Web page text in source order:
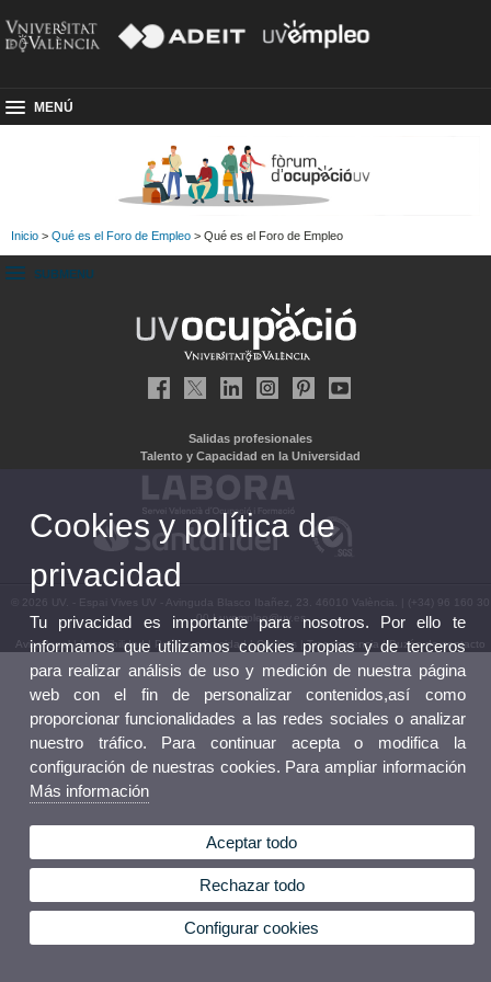
MENÚ
Inicio > Qué es el Foro de Empleo > Qué es el Foro de Empleo
SUBMENU
Salidas profesionales
Talento y Capacidad en la Universidad
© 2026 UV. - Espai Vives UV - Avinguda Blasco Ibañez, 23. 46010 València. | (+34) 96 160 30
00 | uvempleo@uv.es
Aviso legal|Accesibilidad| Política privacidad|Cookies |Transparencia|Buzón de contacto
Cookies y política de
privacidad
Tu privacidad es importante para nosotros. Por ello te
informamos que utilizamos cookies propias y de terceros
para realizar análisis de uso y medición de nuestra página
web con el fin de personalizar contenidos,así como
proporcionar funcionalidades a las redes sociales o analizar
nuestro tráfico. Para continuar acepta o modifica la
configuración de nuestras cookies. Para ampliar información
Más información
Aceptar todo
Rechazar todo
Configurar cookies